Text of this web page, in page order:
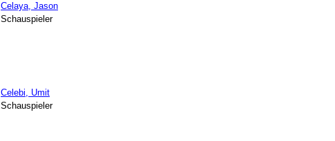
Celaya, Jason
Schauspieler
Celebi, Umit
Schauspieler